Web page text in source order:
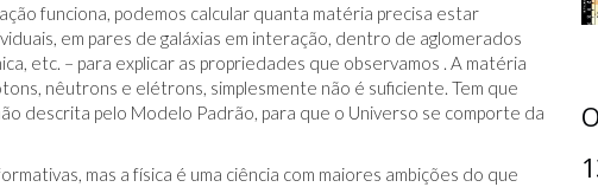
funciona, podemos calcular quanta matéria precisa estar
em pares de galáxias em interação, dentro de aglomerados
etc. – para explicar as propriedades que observamos . A matéria
nêutrons e elétrons, simplesmente não é suficiente. Tem que
descrita pelo Modelo Padrão, para que o Universo se comporte da
mas a física é uma ciência com maiores ambições do que